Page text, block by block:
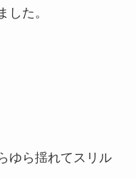
した。
ゆら揺れてスリル